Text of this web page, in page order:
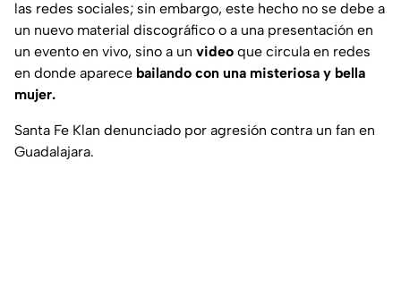
las redes sociales; sin embargo, este hecho no se debe a
un nuevo material discográfico o a una presentación en
un evento en vivo, sino a un video que circula en redes
en donde aparece bailando con una misteriosa y bella
mujer.
Santa Fe Klan denunciado por agresión contra un fan en
Guadalajara.